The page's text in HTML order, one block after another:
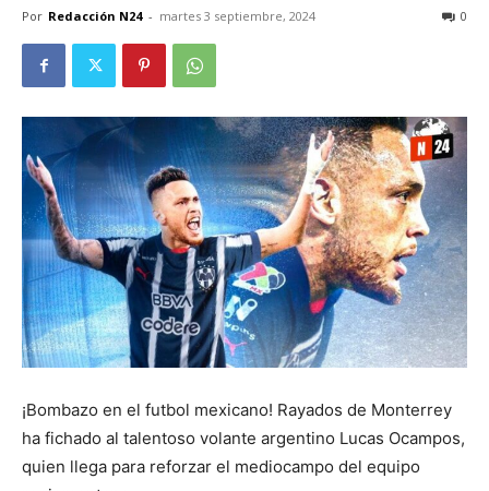
Por Redacción N24 - martes 3 septiembre, 2024 0
¡Bombazo en el futbol mexicano! Rayados de Monterrey
ha fichado al talentoso volante argentino Lucas Ocampos,
quien llega para reforzar el mediocampo del equipo